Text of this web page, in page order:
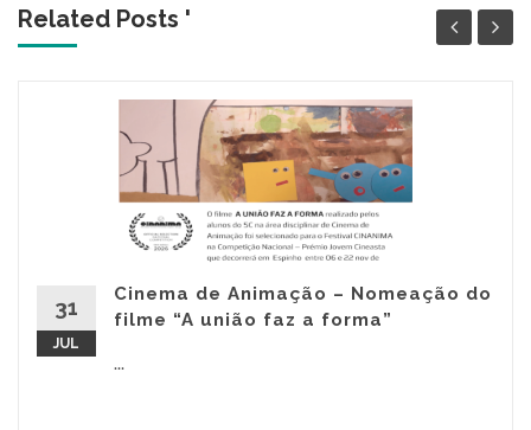
Related Posts '
31
JUL
Cinema de Animação – Nomeação do
filme “A união faz a forma”
...